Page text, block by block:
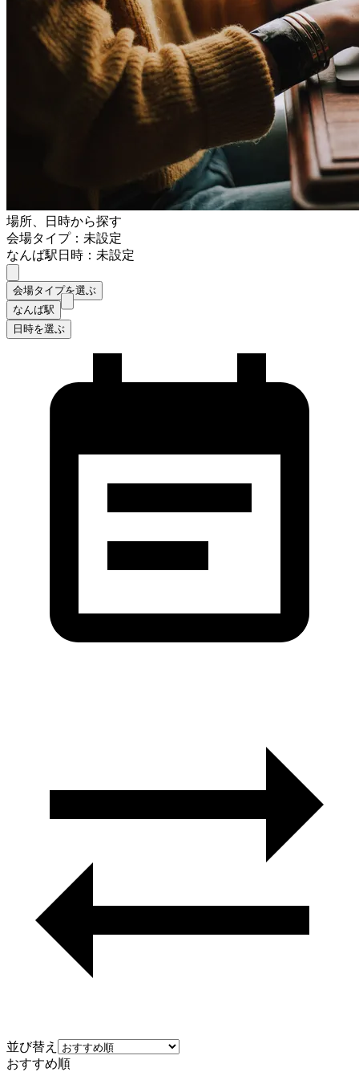
場所、日時から探す
会場タイプ：未設定
なんば駅日時：未設定
会場タイプを選ぶ
なんば駅
日時を選ぶ
並び替え
おすすめ順